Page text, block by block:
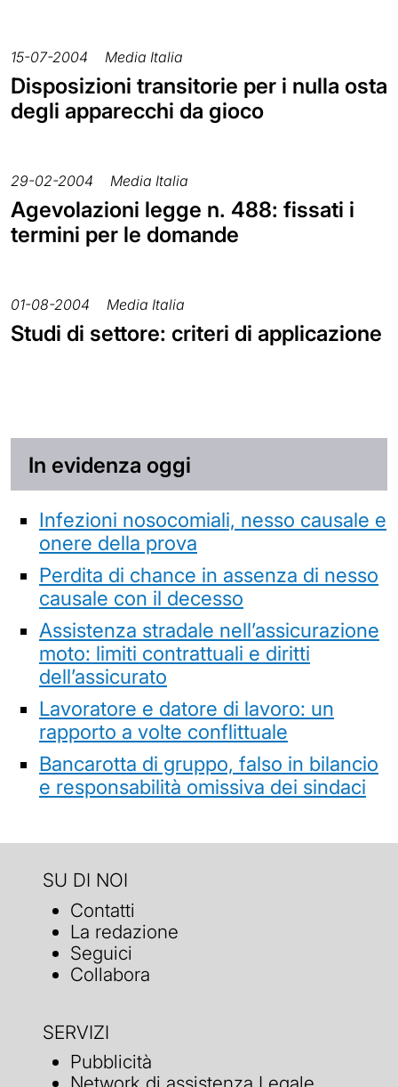
15-07-2004 Media Italia
Disposizioni transitorie per i nulla osta
degli apparecchi da gioco
29-02-2004 Media Italia
Agevolazioni legge n. 488: fissati i
termini per le domande
01-08-2004 Media Italia
Studi di settore: criteri di applicazione
In evidenza oggi
Infezioni nosocomiali, nesso causale e
onere della prova
Perdita di chance in assenza di nesso
causale con il decesso
Assistenza stradale nell’assicurazione
moto: limiti contrattuali e diritti
dell’assicurato
Lavoratore e datore di lavoro: un
rapporto a volte conflittuale
Bancarotta di gruppo, falso in bilancio
e responsabilità omissiva dei sindaci
SU DI NOI
Contatti
La redazione
Seguici
Collabora
SERVIZI
Pubblicità